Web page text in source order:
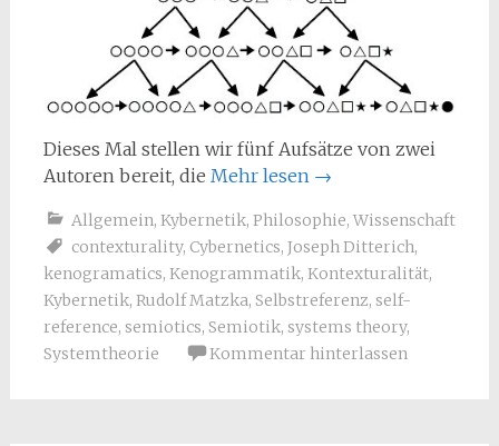
Dieses Mal stellen wir fünf Aufsätze von zwei
Autoren bereit, die Mehr lesen →
Allgemein, Kybernetik, Philosophie, Wissenschaft
contexturality, Cybernetics, Joseph Ditterich,
kenogramatics, Kenogrammatik, Kontexturalität,
Kybernetik, Rudolf Matzka, Selbstreferenz, self-
reference, semiotics, Semiotik, systems theory,
Systemtheorie
Kommentar hinterlassen